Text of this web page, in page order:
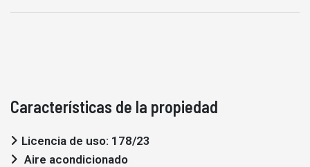
Características de la propiedad
Licencia de uso: 178/23
Aire acondicionado